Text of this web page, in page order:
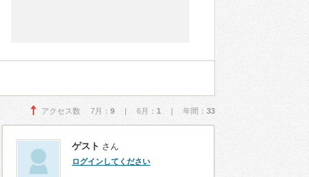
アクセス数 7月： 9 | 6月： 1 | 年間： 33
ゲスト さん
ログインしてください